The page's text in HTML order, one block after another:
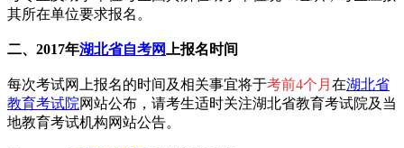
其所在单位要求报名。
二、 2017年湖北省自考网 上报名时间
每次考试网上报名的时间及相关事宜将于考前4个月 在湖北省
教育考试院网站公布，请考生适时关注湖北省教育考试院及当
地教育考试机构网站公告。